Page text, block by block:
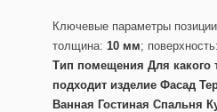
Ключевые параметры
толщина: 10 мм; поверхность:
Тип помещения Для какого
подходит изделие Фасад
Ванная Гостиная Спальня